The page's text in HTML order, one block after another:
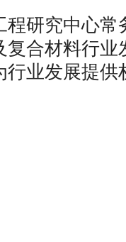
研究中心
复合材料行
行业发展提